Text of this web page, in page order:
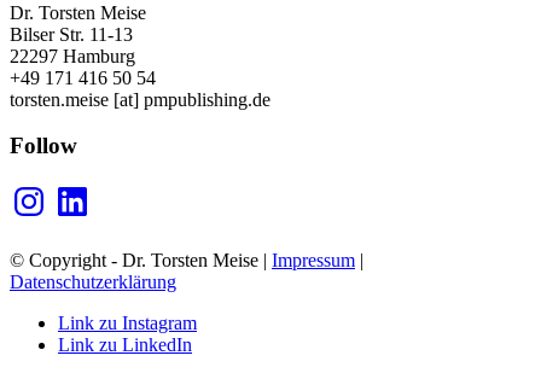
Dr. Torsten Meise
Bilser Str. 11-13
22297 Hamburg
+49 171 416 50 54
torsten.meise [at] pmpublishing.de
Follow
InstagramLinkedIn
© Copyright - Dr. Torsten Meise | Impressum |
Datenschutzerklärung
Link zu Instagram
Link zu LinkedIn